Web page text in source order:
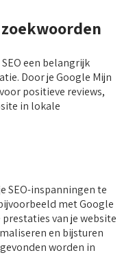
een belangrijk
Door je Google Mijn
positieve reviews,
in lokale
SEO-inspanningen te
met Google
van je website
en bijsturen
worden in